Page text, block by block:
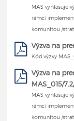
MAS vyhlasuje
rámci
komunitou /
Výzva na
Kód výzvy
Výzva na
MAS_015/
MAS vyhlasuje
rámci
komunitou /